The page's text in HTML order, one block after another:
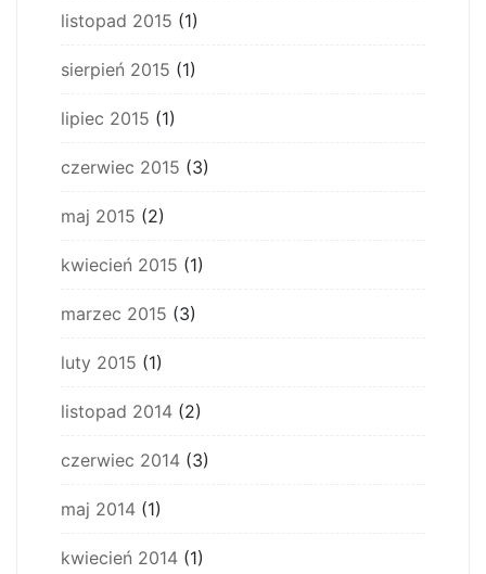
listopad 2015 (1)
sierpień 2015 (1)
lipiec 2015 (1)
czerwiec 2015 (3)
maj 2015 (2)
kwiecień 2015 (1)
marzec 2015 (3)
luty 2015 (1)
listopad 2014 (2)
czerwiec 2014 (3)
maj 2014 (1)
kwiecień 2014 (1)